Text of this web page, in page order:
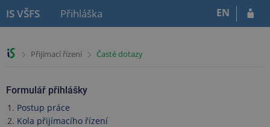
IS VŠFS Přihláška EN
>Přijímací řízení >Časté dotazy
Formulář přihlášky
Postup práce
Kola přijímacího řízení